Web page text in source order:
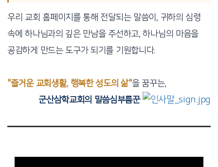
우리 교회 홈페이지를 통해 전달되는 말씀이, 귀하의 심령
속에 하나님과의 깊은 만남을 주선하고, 하나님의 마음을
공감하게 만드는 도구가 되기를 기원합니다.
"즐거운 교회생활, 행복한 성도의 삶"을 꿈꾸는,
군산삼학교회의 말씀심부름꾼